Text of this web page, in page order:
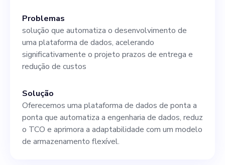
Problemas
solução que automatiza o desenvolvimento de
uma plataforma de dados, acelerando
significativamente o projeto prazos de entrega e
redução de custos
Solução
Oferecemos uma plataforma de dados de ponta a
ponta que automatiza a engenharia de dados, reduz
o TCO e aprimora a adaptabilidade com um modelo
de armazenamento flexível.